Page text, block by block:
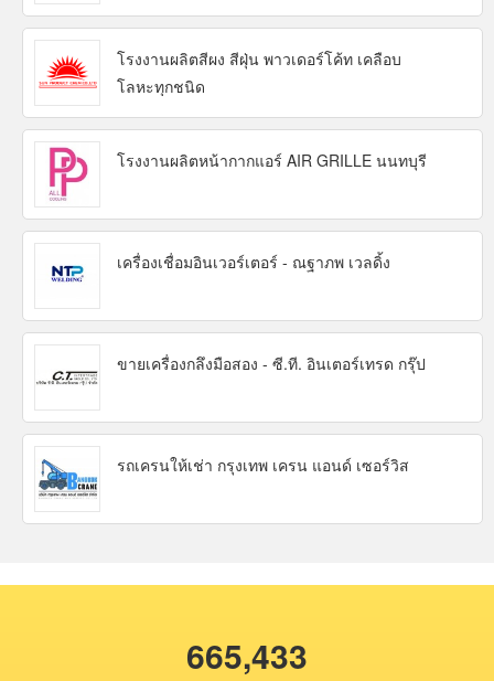
โรงงานผลิตสีผง สีฝุ่น พาวเดอร์โค้ท เคลือบ
โลหะทุกชนิด
โรงงานผลิตหน้ากากแอร์ AIR GRILLE นนทบุรี
เครื่องเชื่อมอินเวอร์เตอร์ - ณฐาภพ เวลดิ้ง
ขายเครื่องกลึงมือสอง - ซี.ที. อินเตอร์เทรด กรุ๊ป
รถเครนให้เช่า กรุงเทพ เครน แอนด์ เซอร์วิส
665,433